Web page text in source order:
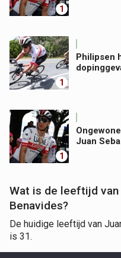
1
1
Philipsen
1
Juan
Wat is de leeftijd van
Benavides?
De huidige leeftijd van
is 31.